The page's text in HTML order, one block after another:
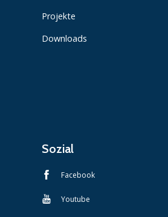
Projekte
Downloads
Sozial
Facebook
Youtube